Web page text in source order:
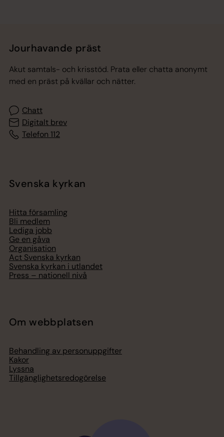
Jourhavande präst
Akut samtals- och krisstöd. Prata eller chatta anonymt
med en präst på kvällar och nätter.
Chatt
Digitalt brev
Telefon 112
Svenska kyrkan
Hitta församling
Bli medlem
Lediga jobb
Ge en gåva
Organisation
Act Svenska kyrkan
Svenska kyrkan i utlandet
Press – nationell nivå
Om webbplatsen
Behandling av personuppgifter
Kakor
Lyssna
Tillgänglighetsredogörelse